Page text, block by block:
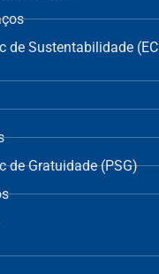
de Sustentabilidade
de Gratuidade (PSG)